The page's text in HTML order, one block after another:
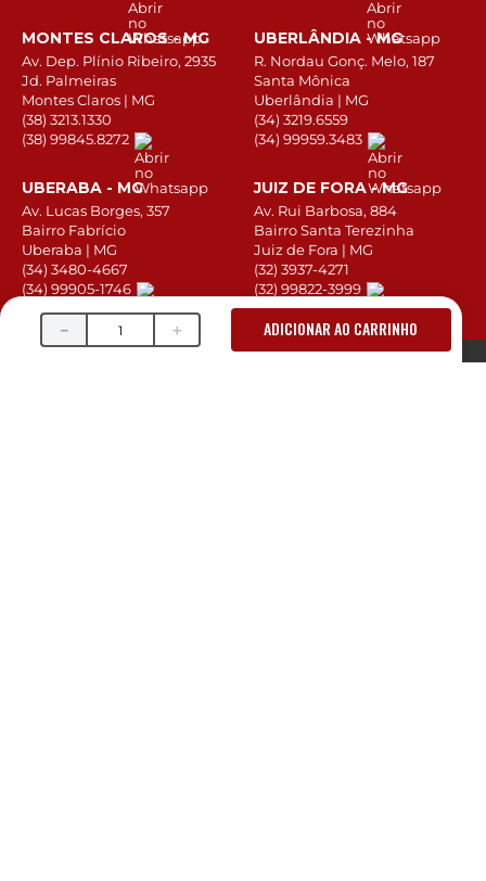
＋
－ ADICIONAR AO CARRINHO
MONTES CLAROS - MG
Av. Dep. Plínio Ribeiro, 2935
Jd. Palmeiras
Montes Claros | MG
(38) 3213.1330
(38) 99845.8272
UBERLÂNDIA - MG
R. Nordau Gonç. Melo, 187
Santa Mônica
Uberlândia | MG
(34) 3219.6559
(34) 99959.3483
UBERABA - MG
Av. Lucas Borges, 357
Bairro Fabrício
Uberaba | MG
(34) 3480-4667
(34) 99905-1746
JUIZ DE FORA - MG
Av. Rui Barbosa, 884
Bairro Santa Terezinha
Juiz de Fora | MG
(32) 3937-4271
(32) 99822-3999